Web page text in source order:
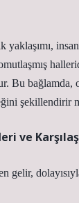
Bu bağlamda,
şekillendirir
ve
gelir,